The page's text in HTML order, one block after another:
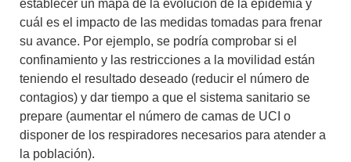
establecer un mapa de la evolución de la epidemia y
cuál es el impacto de las medidas tomadas para frenar
su avance. Por ejemplo, se podría comprobar si el
confinamiento y las restricciones a la movilidad están
teniendo el resultado deseado (reducir el número de
contagios) y dar tiempo a que el sistema sanitario se
prepare (aumentar el número de camas de UCI o
disponer de los respiradores necesarios para atender a
la población).